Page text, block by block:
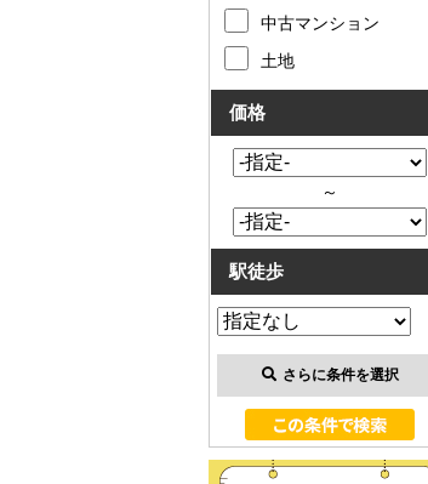
中古マンション
土地
価格
～
駅徒歩
さらに条件を選択